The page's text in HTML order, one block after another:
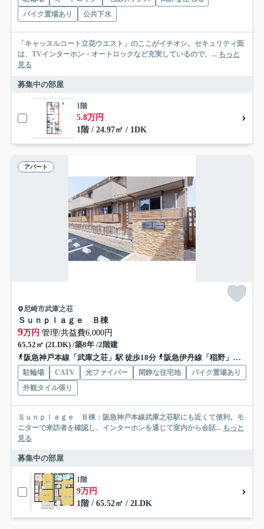
バイク置場あり
公共下水
「キャッスルコート立花ウエスト」のここがイチオシ。セキュリティ面
は、TVインターホン・オートロックなど充実しているので、... もっと
見る
募集中の部屋
1階
5.8万円
1階 / 24.97㎡ / 1DK
アパート
尼崎市武庫之荘
Ｓｕｎｐｌａｇｅ Ｂ棟
9万円 管理/共益費6,000円
65.52㎡ (2LDK) /築8年 /2階建
阪急神戸本線「武庫之荘」駅 徒歩18分
阪急伊丹線「稲野」駅 バス6分 伊丹市営バス「野間（伊丹市）」 停歩10分
駐輪場 CATV 光ファイバー 閑静な住宅地
バイク置場あり
外観タイル張り
Ｓｕｎｐｌａｇｅ Ｂ棟：阪急神戸本線武庫之荘駅にも近くて便利。モ
ニターで来訪者を確認し、インターホンを通じて室内から会話... もっと
見る
募集中の部屋
1階
9万円
1階 / 65.52㎡ / 2LDK